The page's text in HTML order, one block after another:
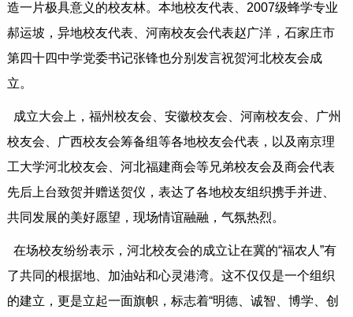
造一片极具意义的校友林。本地校友代表、2007级蜂学专业
郝运坡，异地校友代表、河南校友会代表赵广洋，石家庄市
第四十四中学党委书记张锋也分别发言祝贺河北校友会成
立。
成立大会上，福州校友会、安徽校友会、河南校友会、广州
校友会、广西校友会筹备组等各地校友会代表，以及南京理
工大学河北校友会、河北福建商会等兄弟校友会及商会代表
先后上台致贺并赠送贺仪，表达了各地校友组织携手并进、
共同发展的美好愿望，现场情谊融融，气氛热烈。
在场校友纷纷表示，河北校友会的成立让在冀的“福农人”有
了共同的根据地、加油站和心灵港湾。这不仅仅是一个组织
的建立，更是立起一面旗帜，标志着“明德、诚智、博学、创